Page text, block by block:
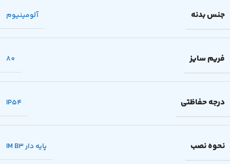
جنس بدنه آلومینیوم
فریم سایز 80
درجه حفاظتی IP54
نحوه نصب پایه دار IM B3